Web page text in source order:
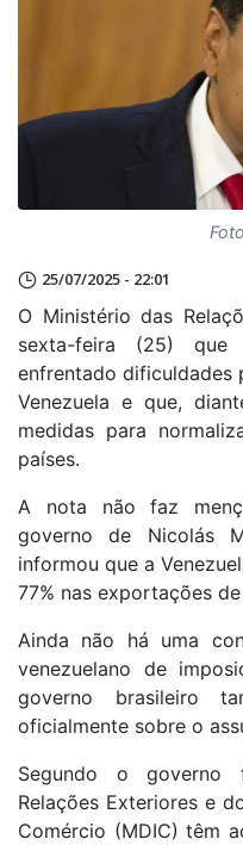
25/07/2025 - 22:01
O Ministério das
sexta-feira (25) que
enfrentado dificuldades
Venezuela e que,
medidas para
países.
A nota não faz
governo de Nicolás
informou que a
77% nas exportações
Ainda não há uma
venezuelano de
governo brasileiro
oficialmente sobre o
Segundo o governo
Relações Exteriores e
Comércio (MDIC) têm